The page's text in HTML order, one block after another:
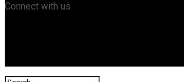
Connect with us